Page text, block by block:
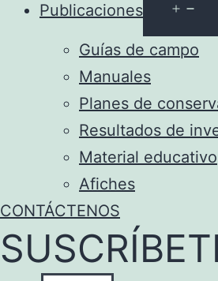
Publicaciones
el
Guías de campo
Manuales
Planes de
Resultados de
Material educativo
Afiches
CONTÁCTENOS